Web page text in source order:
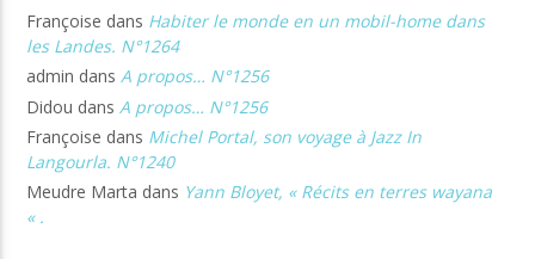
Françoise dans Habiter le monde en un mobil-home dans
les Landes. N°1264
admin dansA propos… N°1256
Didou dans A propos… N°1256
Françoise dans Michel Portal, son voyage à Jazz In
Langourla. N°1240
Meudre Marta dans Yann Bloyet, « Récits en terres wayana
« .